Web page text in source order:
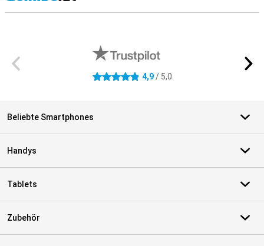
4.9 Sterne 4,9/ 5,0
Beliebte Smartphones
Handys
Tablets
Zubehör